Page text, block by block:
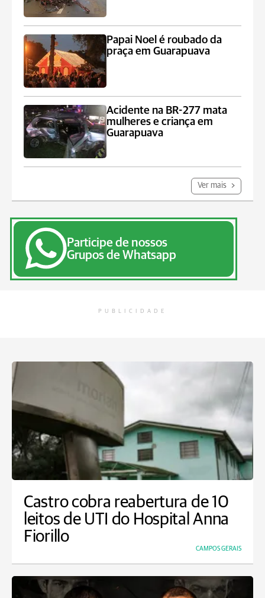
Papai Noel é roubado da
praça em Guarapuava
Acidente na BR-277 mata
mulheres e criança em
Guarapuava
Ver mais
Participe de nossos
Grupos de Whatsapp
PUBLICIDADE
Castro cobra reabertura de 10
leitos de UTI do Hospital Anna
Fiorillo
CAMPOS GERAIS